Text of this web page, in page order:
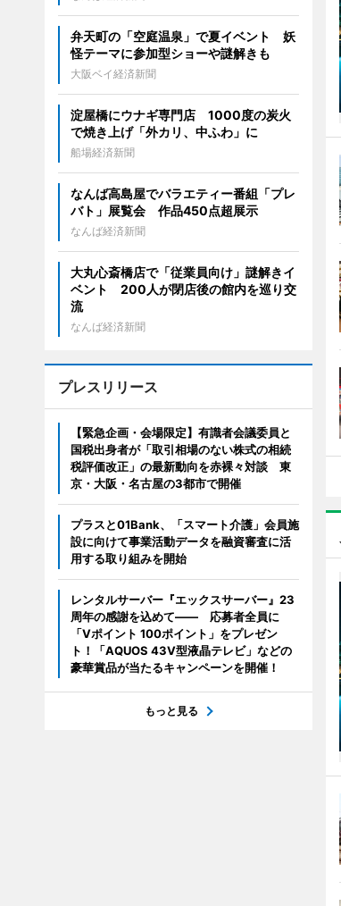
弁天町の「空庭温泉」で夏イベント 妖
怪テーマに参加型ショーや謎解きも
大阪ベイ経済新聞
淀屋橋にウナギ専門店 1000度の炭火
で焼き上げ「外カリ、中ふわ」に
船場経済新聞
なんば高島屋でバラエティー番組「プレ
バト」展覧会 作品450点超展示
なんば経済新聞
大丸心斎橋店で「従業員向け」謎解きイ
ベント 200人が閉店後の館内を巡り交
流
なんば経済新聞
プレスリリース
【緊急企画・会場限定】有識者会議委員と
国税出身者が「取引相場のない株式の相続
税評価改正」の最新動向を赤裸々対談 東
京・大阪・名古屋の3都市で開催
プラスと01Bank、「スマート介護」会員施
設に向けて事業活動データを融資審査に活
用する取り組みを開始
レンタルサーバー『エックスサーバー』23
周年の感謝を込めて―― 応募者全員に
「Vポイント 100ポイント」をプレゼン
ト！「AQUOS 43V型液晶テレビ」などの
豪華賞品が当たるキャンペーンを開催！
もっと見る